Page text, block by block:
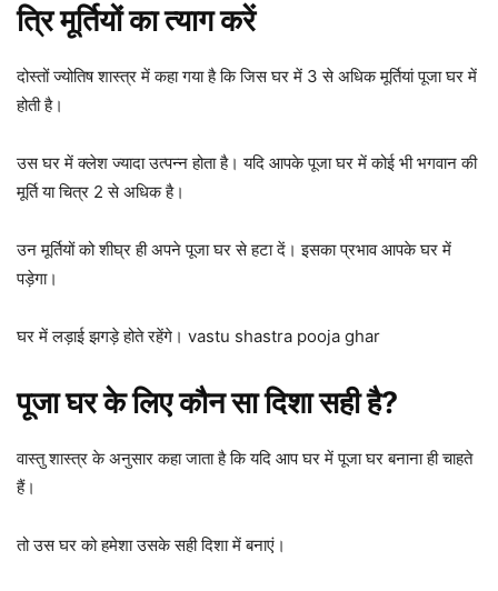
त्रि मूर्तियों का त्याग करें
दोस्तों ज्योतिष शास्त्र में कहा गया है कि जिस घर में 3 से अधिक मूर्तियां पूजा घर में
होती है।
उस घर में क्लेश ज्यादा उत्पन्न होता है। यदि आपके पूजा घर में कोई भी भगवान की
मूर्ति या चित्र 2 से अधिक है।
उन मूर्तियों को शीघ्र ही अपने पूजा घर से हटा दें। इसका प्रभाव आपके घर में
पड़ेगा।
घर में लड़ाई झगड़े होते रहेंगे। vastu shastra pooja ghar
पूजा घर के लिए कौन सा दिशा सही है?
वास्तु शास्त्र के अनुसार कहा जाता है कि यदि आप घर में पूजा घर बनाना ही चाहते
हैं।
तो उस घर को हमेशा उसके सही दिशा में बनाएं।